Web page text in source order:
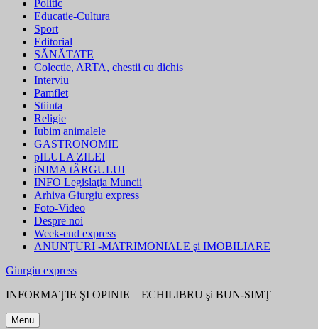
Politic
Educatie-Cultura
Sport
Editorial
SĂNĂTATE
Colectie, ARTA, chestii cu dichis
Interviu
Pamflet
Stiinta
Religie
Iubim animalele
GASTRONOMIE
pILULA ZILEI
iNIMA tÂRGULUI
INFO Legislaţia Muncii
Arhiva Giurgiu express
Foto-Video
Despre noi
Week-end express
ANUNŢURI -MATRIMONIALE şi IMOBILIARE
Giurgiu express
INFORMAŢIE ŞI OPINIE – ECHILIBRU şi BUN-SIMŢ
Menu